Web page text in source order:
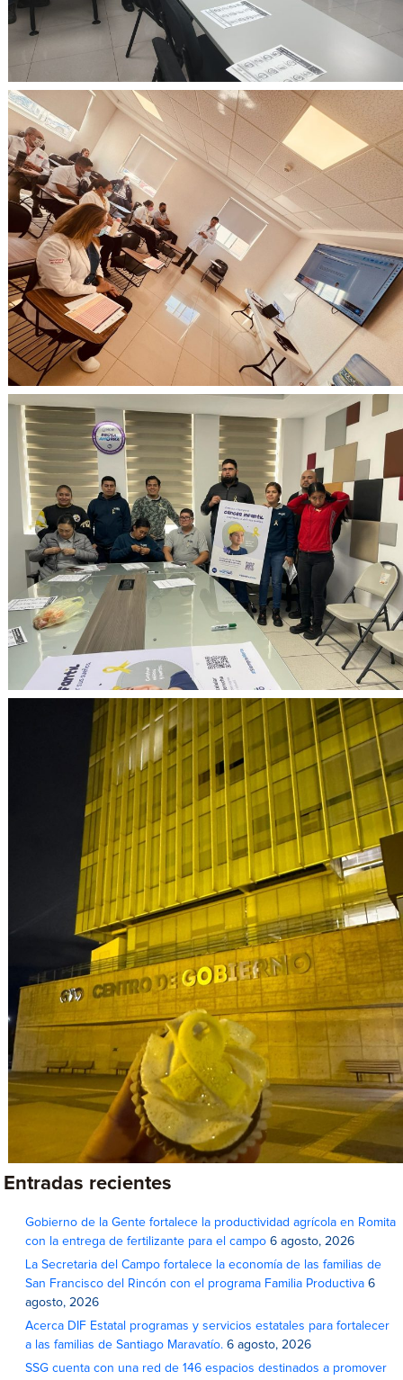
Entradas recientes
Gobierno de la Gente fortalece la productividad agrícola en Romita
con la entrega de fertilizante para el campo 6 agosto, 2026
La Secretaria del Campo fortalece la economía de las familias de
San Francisco del Rincón con el programa Familia Productiva 6
agosto, 2026
Acerca DIF Estatal programas y servicios estatales para fortalecer
a las familias de Santiago Maravatío. 6 agosto, 2026
SSG cuenta con una red de 146 espacios destinados a promover